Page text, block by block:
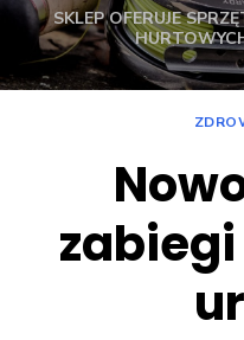
SKLEP OFERUJE